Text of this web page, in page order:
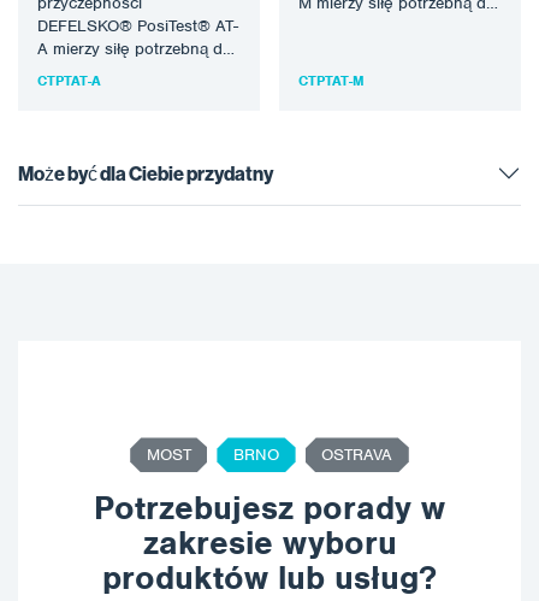
DEFELSKO® PosiTest® AT-
A mierzy siłę potrzebną do
oderwania określonej
elektronicznie…
CTPTAT-A
podłoża za pomocą układu
CTPTAT-M
Może być dla Ciebie przydatny
MOST BRNO OSTRAVA
Potrzebujesz porady w
zakresie wyboru
produktów lub usług?